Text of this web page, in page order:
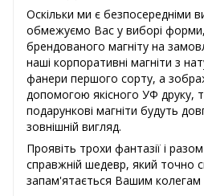
Оскільки ми є безпосередніми
обмежуємо Вас у виборі
брендованого магніту на
наші корпоративні магніти з
фанери першого сорту, а
допомогою якісного УФ друку,
подарункові магніти будуть
зовнішній вигляд.
Проявіть трохи фантазії і
справжній шедевр, який точно
запам'ятається Вашим колегам